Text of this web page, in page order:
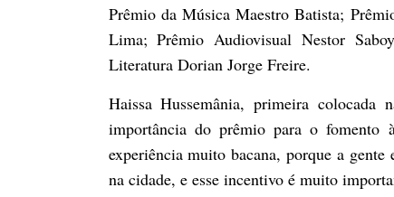
Prêmio da Música Maestro Batista;
Lima; Prêmio Audiovisual Nestor
Literatura Dorian Jorge Freire.
Haissa Hussemânia, primeira colocada
importância do prêmio para o fomento
experiência muito bacana, porque a
na cidade, e esse incentivo é muito